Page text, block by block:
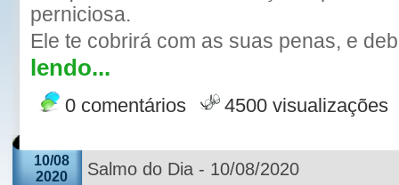
perniciosa.
Ele te cobrirá com as suas penas, e
lendo...
0 comentários 4500 visualizações
10/08
2020
Salmo do Dia - 10/08/2020